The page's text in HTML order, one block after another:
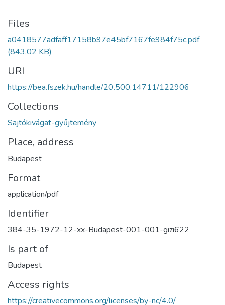
Files
a0418577adfaff17158b97e45bf7167fe984f75c.pdf
(843.02 KB)
URI
https://bea.fszek.hu/handle/20.500.14711/122906
Collections
Sajtókivágat-gyűjtemény
Place, address
Budapest
Format
application/pdf
Identifier
384-35-1972-12-xx-Budapest-001-001-gizi622
Is part of
Budapest
Access rights
https://creativecommons.org/licenses/by-nc/4.0/